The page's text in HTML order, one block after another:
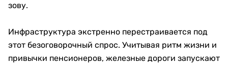
зову.
Инфраструктура экстренно перестраивается под
этот безоговорочный спрос. Учитывая ритм жизни и
привычки пенсионеров, железные дороги запускают